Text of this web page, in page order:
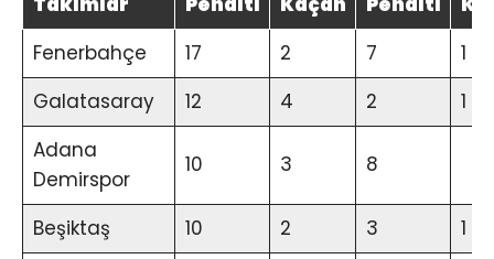
Fenerbahçe
17 2 7
1
Galatasaray
12 4 2
1
Adana
Demirspor
10 3 8
Beşiktaş 10 2 3
1